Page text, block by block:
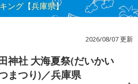
ング【兵庫県】
2026/08/07 更新
神社 大海夏祭(だいかい
まつり)／兵庫県